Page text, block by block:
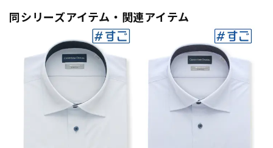
同シリーズアイテム・関連アイテム